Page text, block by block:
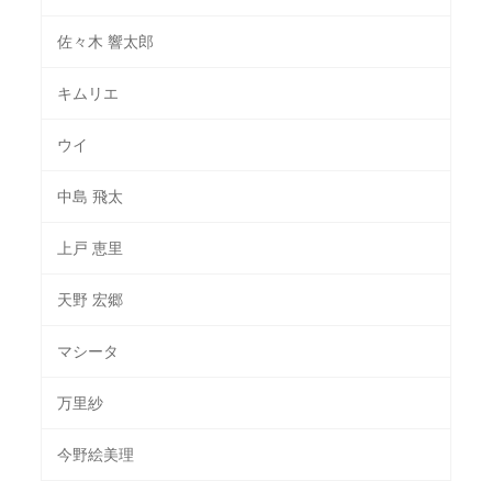
佐々木 響太郎
キムリエ
ウイ
中島 飛太
上戸 恵里
天野 宏郷
マシータ
万里紗
今野絵美理